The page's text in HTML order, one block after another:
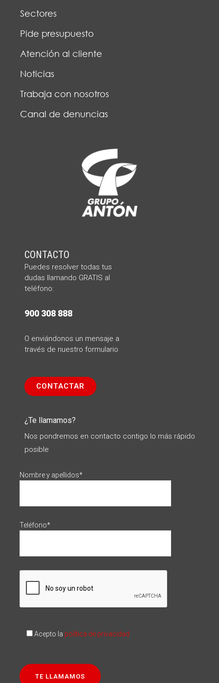
Sectores
Pide presupuesto
Atención al cliente
Noticias
Trabaja con nosotros
Canal de denuncias
CONTACTO
Puedes resolver todas tus
dudas llamando GRATIS al
teléfono:
900 308 888
O enviándonos un mensaje a
través de nuestro formulario
CONTACTAR
¿Te llamamos?
Nos pondremos en contacto contigo lo más rápido
posible
Nombre y apellidos*
Teléfono*
Acepto la política de privacidad